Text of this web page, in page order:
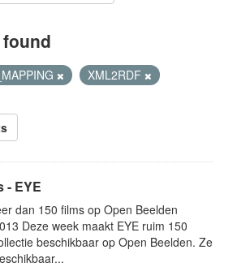
XML2RDF
- EYE
dan 150 films op Open Beelden
Deze week maakt EYE ruim 150
beschikbaar op Open Beelden. Ze